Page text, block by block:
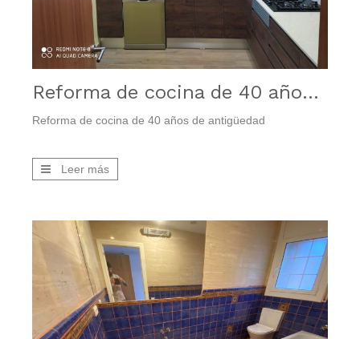
Reforma de cocina de 40 años de antigüedad
Reforma de cocina de 40 años de antigüedad
Leer más